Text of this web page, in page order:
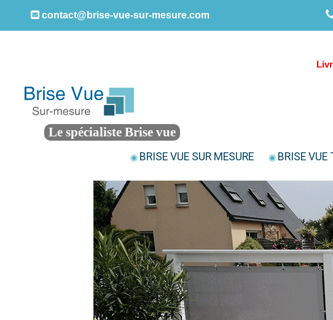
contact@brise-vue-sur-mesure.com
Le spécialiste Brise vue
◉ BRISE VUE SUR MESURE ◉ BRISE VUE